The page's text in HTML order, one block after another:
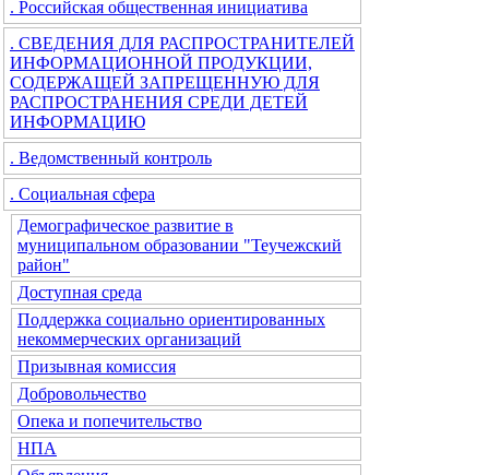
. Российская общественная инициатива
. СВЕДЕНИЯ ДЛЯ РАСПРОСТРАНИТЕЛЕЙ
ИНФОРМАЦИОННОЙ ПРОДУКЦИИ,
СОДЕРЖАЩЕЙ ЗАПРЕЩЕННУЮ ДЛЯ
РАСПРОСТРАНЕНИЯ СРЕДИ ДЕТЕЙ
ИНФОРМАЦИЮ
. Ведомственный контроль
. Социальная сфера
Демографическое развитие в
муниципальном образовании "Теучежский
район"
Доступная среда
Поддержка социально ориентированных
некоммерческих организаций
Призывная комиссия
Добровольчество
Опека и попечительство
НПА